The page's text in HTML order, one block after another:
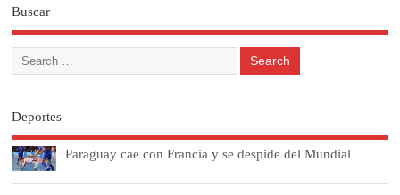
Buscar
Deportes
Paraguay cae con Francia y se despide del Mundial